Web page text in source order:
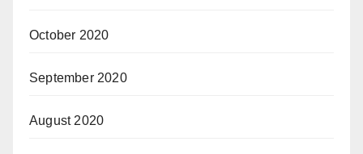
October 2020
September 2020
August 2020